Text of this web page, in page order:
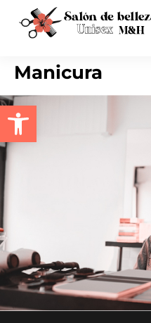
Manicura